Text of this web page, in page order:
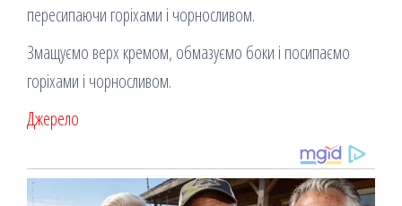
пересипаючи горіхами і чорносливом.
Змащуємо верх кремом, обмазуємо боки і посипаємо
горіхами і чорносливом.
Джерело